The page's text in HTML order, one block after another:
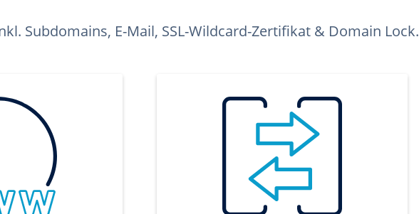
Subdomains, E-Mail, SSL-Wildcard-Zertifikat & Domain Lock.